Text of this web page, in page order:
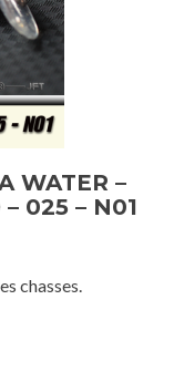
WATER –
025 – N01
chasses.